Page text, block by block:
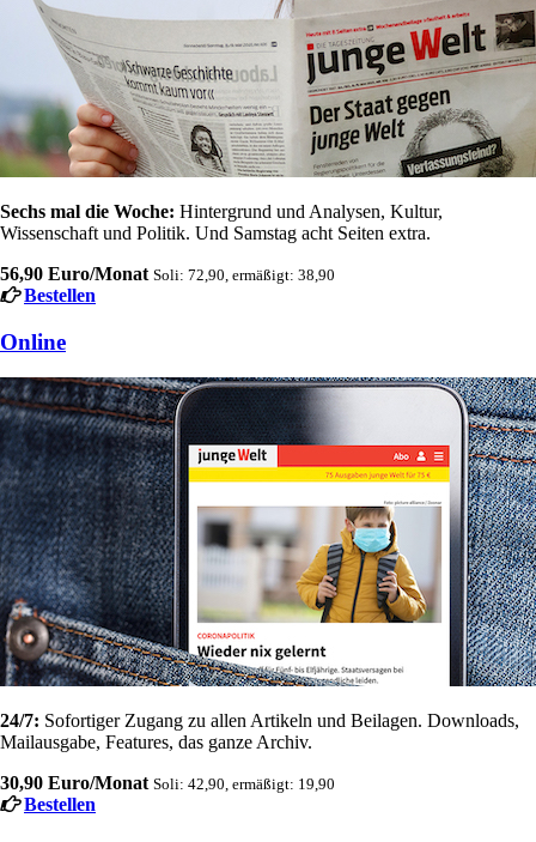
Sechs mal die Woche: Hintergrund und Analysen, Kultur,
Wissenschaft und Politik. Und Samstag acht Seiten extra.
56,90 Euro/Monat Soli: 72,90, ermäßigt: 38,90
Bestellen
Online
24/7: Sofortiger Zugang zu allen Artikeln und Beilagen. Downloads,
Mailausgabe, Features, das ganze Archiv.
30,90 Euro/Monat Soli: 42,90, ermäßigt: 19,90
Bestellen